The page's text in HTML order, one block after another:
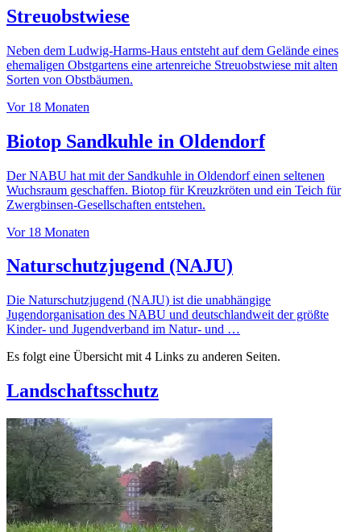
Streuobstwiese
Neben dem Ludwig-Harms-Haus entsteht auf dem Gelände eines
ehemaligen Obstgartens eine artenreiche Streuobstwiese mit alten
Sorten von Obstbäumen.
Vor 18 Monaten
Biotop Sandkuhle in Oldendorf
Der NABU hat mit der Sandkuhle in Oldendorf einen seltenen
Wuchsraum geschaffen. Biotop für Kreuzkröten und ein Teich für
Zwergbinsen-Gesellschaften entstehen.
Vor 18 Monaten
Naturschutzjugend (NAJU)
Die Naturschutzjugend (NAJU) ist die unabhängige
Jugendorganisation des NABU und deutschlandweit der größte
Kinder- und Jugendverband im Natur- und …
Es folgt eine Übersicht mit 4 Links zu anderen Seiten.
Landschaftsschutz